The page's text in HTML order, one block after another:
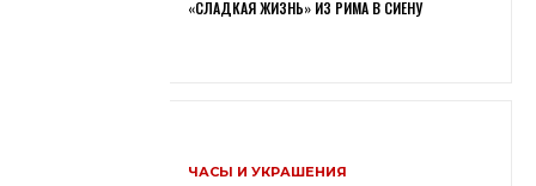
«СЛАДКАЯ ЖИЗНЬ» ИЗ РИМА В СИЕНУ
ЧАСЫ И УКРАШЕНИЯ